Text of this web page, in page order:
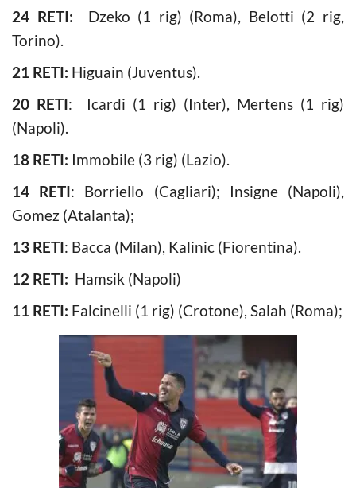
24 RETI: Dzeko (1 rig) (Roma), Belotti (2 rig,
Torino).
21 RETI: Higuain (Juventus).
20 RETI: Icardi (1 rig) (Inter), Mertens (1 rig)
(Napoli).
18 RETI: Immobile (3 rig) (Lazio).
14 RETI: Borriello (Cagliari); Insigne (Napoli),
Gomez (Atalanta);
13 RETI: Bacca (Milan), Kalinic (Fiorentina).
12 RETI: Hamsik (Napoli)
11 RETI: Falcinelli (1 rig) (Crotone), Salah (Roma);